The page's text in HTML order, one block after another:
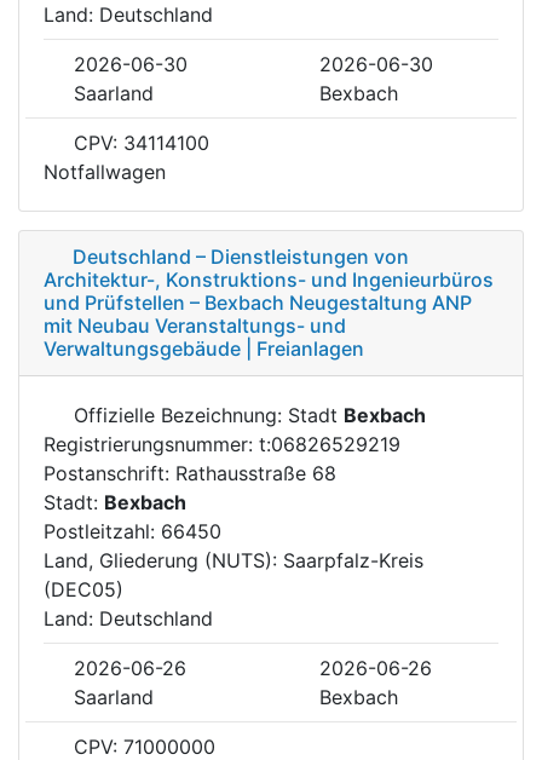
Land: Deutschland
2026-06-30
2026-06-30
Saarland
Bexbach
CPV: 34114100
Notfallwagen
Deutschland – Dienstleistungen von
Architektur-, Konstruktions- und Ingenieurbüros
und Prüfstellen – Bexbach Neugestaltung ANP
mit Neubau Veranstaltungs- und
Verwaltungsgebäude | Freianlagen
Offizielle Bezeichnung: Stadt Bexbach
Registrierungsnummer: t:06826529219
Postanschrift: Rathausstraße 68
Stadt: Bexbach
Postleitzahl: 66450
Land, Gliederung (NUTS): Saarpfalz-Kreis
(DEC05)
Land: Deutschland
2026-06-26
2026-06-26
Saarland
Bexbach
CPV: 71000000